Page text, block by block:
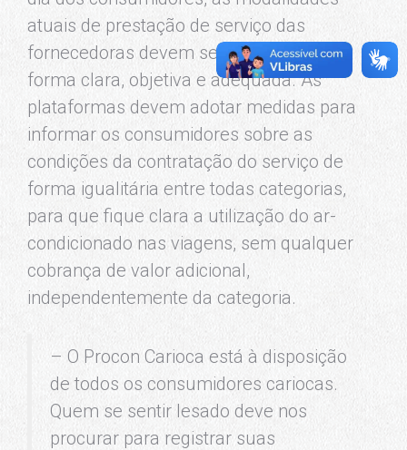
atuais de prestação de serviço das
fornecedoras devem ser realizadas de
forma clara, objetiva e adequada. As
plataformas devem adotar medidas para
informar os consumidores sobre as
condições da contratação do serviço de
forma igualitária entre todas categorias,
para que fique clara a utilização do ar-
condicionado nas viagens, sem qualquer
cobrança de valor adicional,
independentemente da categoria.
– O Procon Carioca está à disposição
de todos os consumidores cariocas.
Quem se sentir lesado deve nos
procurar para registrar suas